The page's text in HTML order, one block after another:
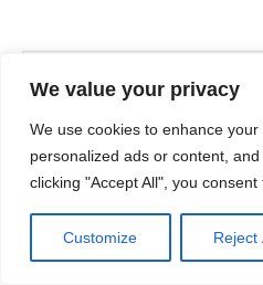
We value your privacy
We use cookies to enhance
personalized ads or content,
clicking "Accept All", you consent
Customize Reject
Previous
ΔΥΟΜΙΣΙ ΦΟΝΟΙ ΚΑΙ ΕΝΑ ΜΠΟΥΛΝΤΟΓΚ, των Ρέππα & Παπαθανασίου, σε σκηνοθεσία Μαρίνου Ξενοφώντος